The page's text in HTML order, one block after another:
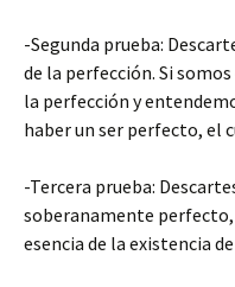
-Segunda prueba:
de la perfección. Si
la perfección y
haber un ser perfecto, el
-Tercera prueba:
soberanamente
esencia de la existencia